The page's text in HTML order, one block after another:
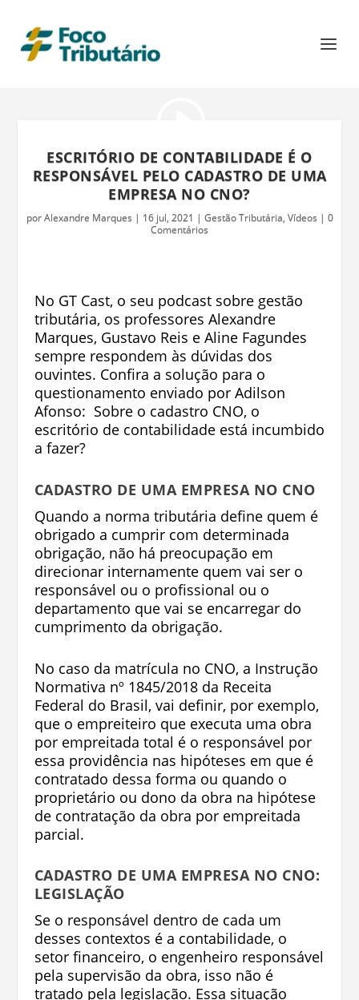
ESCRITÓRIO DE CONTABILIDADE É O
RESPONSÁVEL PELO CADASTRO DE UMA
EMPRESA NO CNO?
porAlexandre Marques | 16 jul, 2021 | Gestão Tributária, Vídeos | 0
Comentários
No GT Cast, o seu podcast sobre gestão
tributária, os professores Alexandre
Marques, Gustavo Reis e Aline Fagundes
sempre respondem às dúvidas dos
ouvintes. Confira a solução para o
questionamento enviado por Adilson
Afonso: Sobre o cadastro CNO, o
escritório de contabilidade está incumbido
a fazer?
CADASTRO DE UMA EMPRESA NO CNO
Quando a norma tributária define quem é
obrigado a cumprir com determinada
obrigação, não há preocupação em
direcionar internamente quem vai ser o
responsável ou o profissional ou o
departamento que vai se encarregar do
cumprimento da obrigação.
No caso da matrícula no CNO, a Instrução
Normativa nº 1845/2018 da Receita
Federal do Brasil, vai definir, por exemplo,
que o empreiteiro que executa uma obra
por empreitada total é o responsável por
essa providência nas hipóteses em que é
contratado dessa forma ou quando o
proprietário ou dono da obra na hipótese
de contratação da obra por empreitada
parcial.
CADASTRO DE UMA EMPRESA NO CNO:
LEGISLAÇÃO
Se o responsável dentro de cada um
desses contextos é a contabilidade, o
setor financeiro, o engenheiro responsável
pela supervisão da obra, isso não é
tratado pela legislação. Essa situação